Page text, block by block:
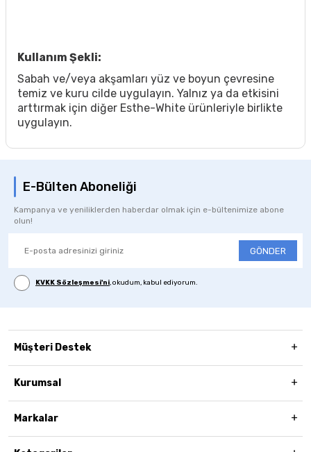
Kullanım Şekli:
Sabah ve/veya akşamları yüz ve boyun çevresine
temiz ve kuru cilde uygulayın. Yalnız ya da etkisini
arttırmak için diğer Esthe-White ürünleriyle birlikte
uygulayın.
E-Bülten Aboneliği
Kampanya ve yeniliklerden haberdar olmak için e-bültenimize abone
olun!
GÖNDER
KVKK Sözleşmesi'ni, okudum, kabul ediyorum.
Müşteri Destek
Kurumsal
Markalar